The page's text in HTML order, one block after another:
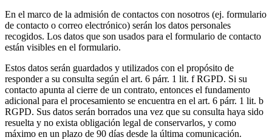
En el marco de la admisión de contactos con nosotros (ej. formulario
de contacto o correo electrónico) serán los datos personales
recogidos. Los datos que son usados para el formulario de contacto
están visibles en el formulario.
Estos datos serán guardados y utilizados con el propósito de
responder a su consulta según el art. 6 párr. 1 lit. f RGPD. Si su
contacto apunta al cierre de un contrato, entonces el fundamento
adicional para el procesamiento se encuentra en el art. 6 párr. 1 lit. b
RGPD. Sus datos serán borrados una vez que su consulta haya sido
resuelta y no exista obligación legal de conservarlos, y como
máximo en un plazo de 90 días desde la última comunicación.